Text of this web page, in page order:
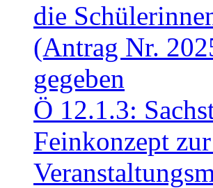
die
(Antrag Nr.
gegeben
Ö 12.1.3:
Feinkonzept